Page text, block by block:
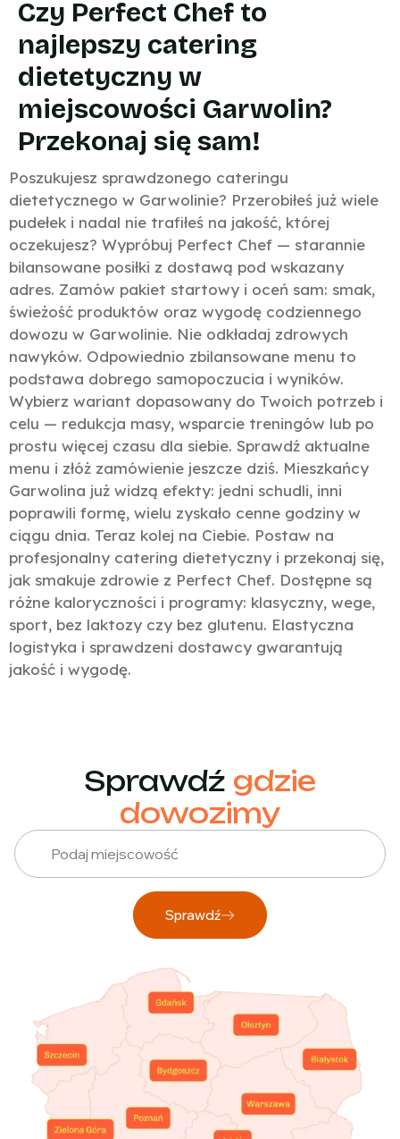
Czy Perfect Chef to
najlepszy catering
dietetyczny w
miejscowości Garwolin?
Przekonaj się sam!
Poszukujesz sprawdzonego cateringu
dietetycznego w Garwolinie? Przerobiłeś już wiele
pudełek i nadal nie trafiłeś na jakość, której
oczekujesz? Wypróbuj Perfect Chef — starannie
bilansowane posiłki z dostawą pod wskazany
adres. Zamów pakiet startowy i oceń sam: smak,
świeżość produktów oraz wygodę codziennego
dowozu w Garwolinie. Nie odkładaj zdrowych
nawyków. Odpowiednio zbilansowane menu to
podstawa dobrego samopoczucia i wyników.
Wybierz wariant dopasowany do Twoich potrzeb i
celu — redukcja masy, wsparcie treningów lub po
prostu więcej czasu dla siebie. Sprawdź aktualne
menu i złóż zamówienie jeszcze dziś. Mieszkańcy
Garwolina już widzą efekty: jedni schudli, inni
poprawili formę, wielu zyskało cenne godziny w
ciągu dnia. Teraz kolej na Ciebie. Postaw na
profesjonalny catering dietetyczny i przekonaj się,
jak smakuje zdrowie z Perfect Chef. Dostępne są
różne kaloryczności i programy: klasyczny, wege,
sport, bez laktozy czy bez glutenu. Elastyczna
logistyka i sprawdzeni dostawcy gwarantują
jakość i wygodę.
Sprawdź gdzie
dowozimy
Sprawdź